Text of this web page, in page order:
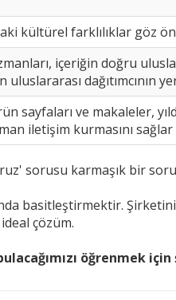
kültürel farklılıklar göz
içeriğin doğru
uluslararası
sayfaları ve makaleler,
iletişim kurmasını sağlar
sorusu karmaşık bir
basitleştirmektir.
çözüm.
öğrenmek